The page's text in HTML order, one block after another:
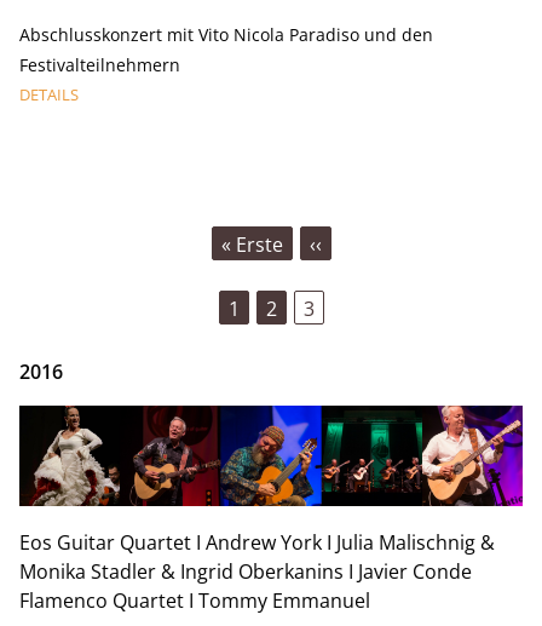
Abschlusskonzert mit Vito Nicola Paradiso und den
Festivalteilnehmern
DETAILS
First
« Erste
Vorherige
‹‹
Seite
1 Seite
2
Aktuelle
3
2016
Eos Guitar Quartet I Andrew York I Julia Malischnig &
Monika Stadler & Ingrid Oberkanins I Javier Conde
Flamenco Quartet I Tommy Emmanuel